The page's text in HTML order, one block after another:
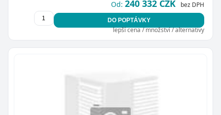
Od: 240 332 CZK bez DPH
DO POPTÁVKY
lepší cena / množství / alternativy